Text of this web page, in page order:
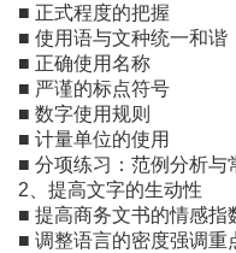
■ 正式程度的把握
■ 使用语与文种统一和谐
■ 正确使用名称
■ 严谨的标点符号
■ 数字使用规则
■ 计量单位的使用
■ 分项练习：范例分析与
2、提高文字的生动性
■ 提高商务文书的情感指
■ 调整语言的密度强调重